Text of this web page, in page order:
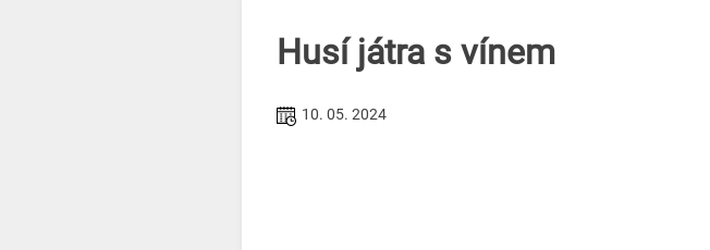
Husí játra s vínem
10. 05. 2024